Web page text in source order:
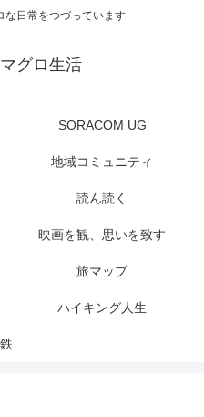
な日常をつづっています
グロ生活
SORACOM UG
地域コミュニティ
読ん読く
映画を観、思いを致す
旅マップ
ハイキング人生